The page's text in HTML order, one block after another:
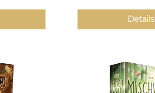
Details